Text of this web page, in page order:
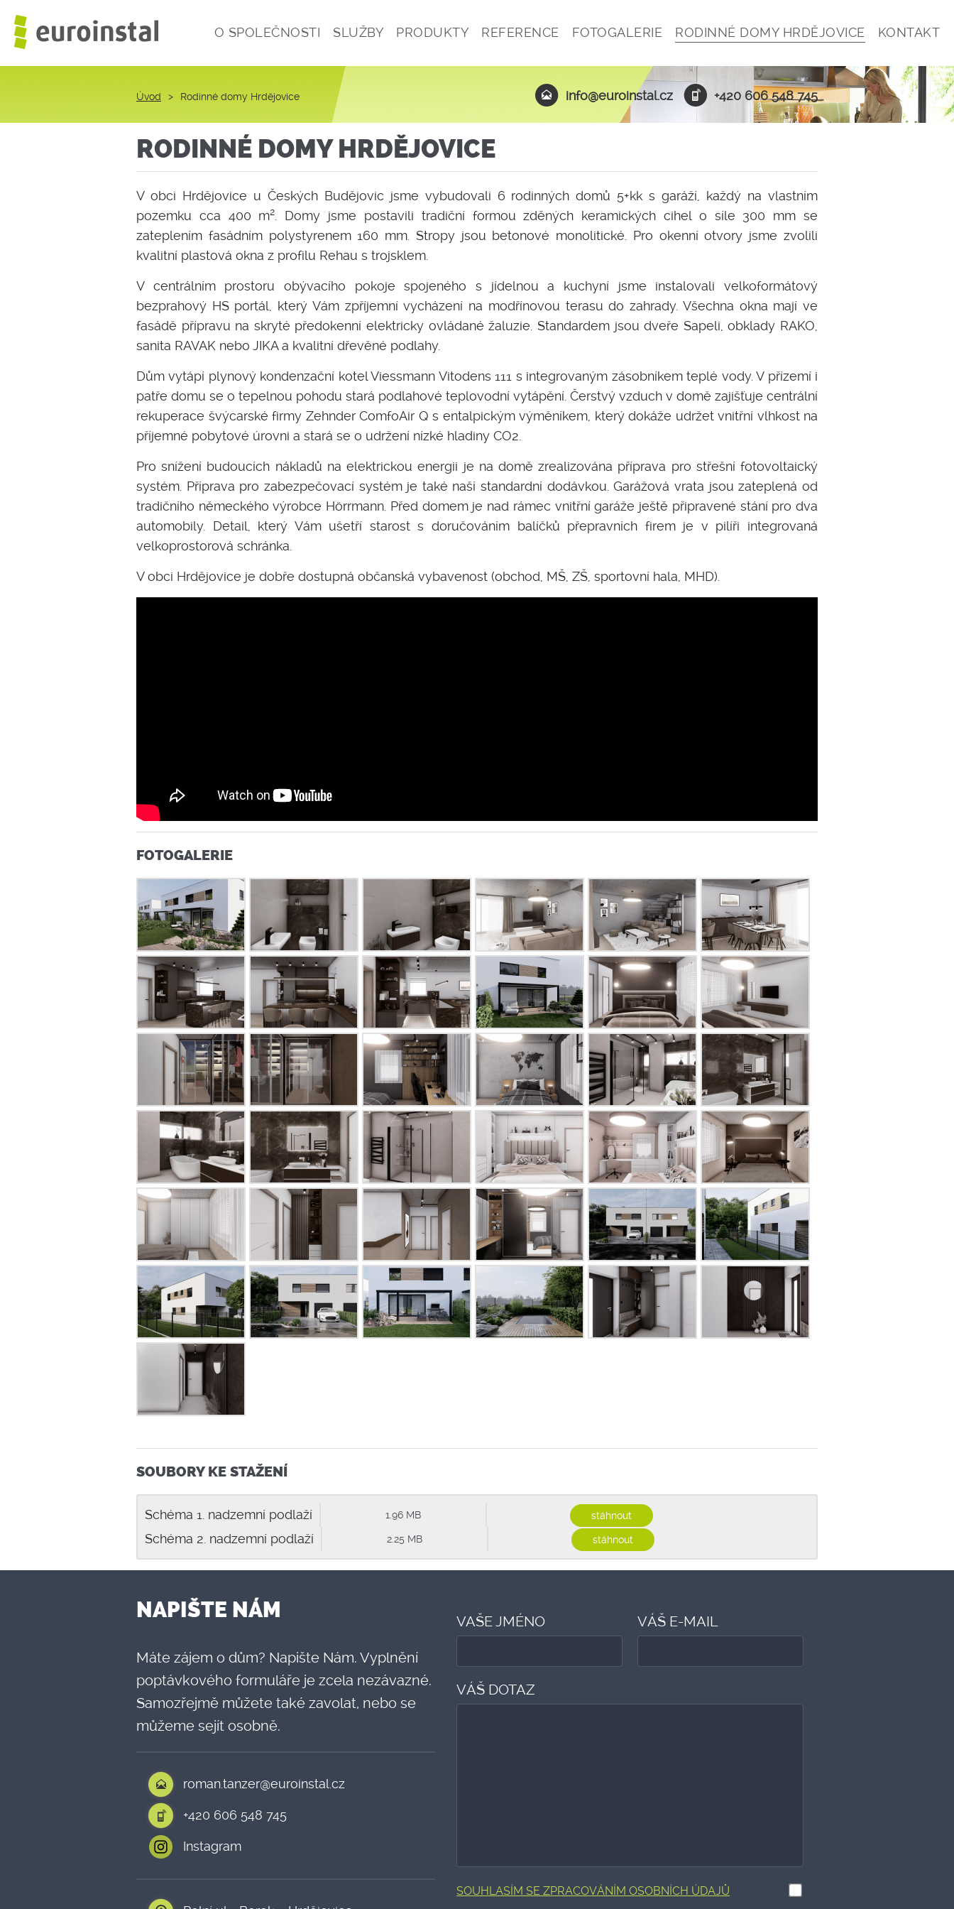
O SPOLEČNOSTI SLUŽBY PRODUKTY REFERENCE FOTOGALERIE RODINNÉ DOMY HRDĚJOVICE KONTAKT
Úvod > Rodinné domy Hrdějovice info@euroinstal.cz +420 606 548 745
RODINNÉ DOMY HRDĚJOVICE
V obci Hrdějovice u Českých Budějovic jsme vybudovali 6 rodinných domů 5+kk s garáží, každý na vlastním
pozemku cca 400 m2
. Domy jsme postavili tradiční formou zděných keramických cihel o síle 300 mm se
zateplením fasádním polystyrenem 160 mm. Stropy jsou betonové monolitické. Pro okenní otvory jsme zvolili
kvalitní plastová okna z profilu Rehau s trojsklem.
V centrálním prostoru obývacího pokoje spojeného s jídelnou a kuchyní jsme instalovali velkoformátový
bezprahový HS portál, který Vám zpříjemní vycházení na modřínovou terasu do zahrady. Všechna okna mají ve
fasádě přípravu na skryté předokenní elektricky ovládané žaluzie. Standardem jsou dveře Sapeli, obklady RAKO,
sanita RAVAK nebo JIKA a kvalitní dřevěné podlahy.
Dům vytápí plynový kondenzační kotel Viessmann Vitodens 111 s integrovaným zásobníkem teplé vody. V přízemí i
patře domu se o tepelnou pohodu stará podlahové teplovodní vytápění. Čerstvý vzduch v domě zajišťuje centrální
rekuperace švýcarské firmy Zehnder ComfoAir Q s entalpickým výměníkem, který dokáže udržet vnitřní vlhkost na
příjemné pobytové úrovni a stará se o udržení nízké hladiny CO2.
Pro snížení budoucích nákladů na elektrickou energii je na domě zrealizována příprava pro střešní fotovoltaický
systém. Příprava pro zabezpečovací systém je také naší standardní dodávkou. Garážová vrata jsou zateplená od
tradičního německého výrobce Hörrmann. Před domem je nad rámec vnitřní garáže ještě připravené stání pro dva
automobily. Detail, který Vám ušetří starost s doručováním balíčků přepravních firem je v pilíři integrovaná
velkoprostorová schránka.
V obci Hrdějovice je dobře dostupná občanská vybavenost (obchod, MŠ, ZŠ, sportovní hala, MHD).
FOTOGALERIE
SOUBORY KE STAŽENÍ
Schéma 1. nadzemní podlaží 1.96 MB stáhnout
Schéma 2. nadzemní podlaží 2.25 MB stáhnout
NAPIŠTE NÁM
Máte zájem o dům? Napište Nám. Vyplnění
poptávkového formuláře je zcela nezávazné.
Samozřejmě můžete také zavolat, nebo se
můžeme sejít osobně.
roman.tanzer@euroinstal.cz
+420 606 548 745
Instagram
VAŠE JMÉNO VÁŠ E-MAIL
VÁŠ DOTAZ
SOUHLASÍM SE ZPRACOVÁNÍM OSOBNÍCH ÚDAJŮ